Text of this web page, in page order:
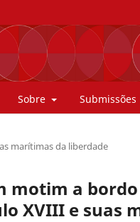
Sobre Submissões
marítimas da liberdade
motim a
XVIII e suas